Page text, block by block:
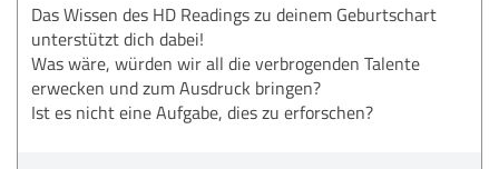
Das Wissen des HD Readings zu deinem Geburtschart
unterstützt dich dabei!
Was wäre, würden wir all die verbrogenden Talente
erwecken und zum Ausdruck bringen?
Ist es nicht eine Aufgabe, dies zu erforschen?